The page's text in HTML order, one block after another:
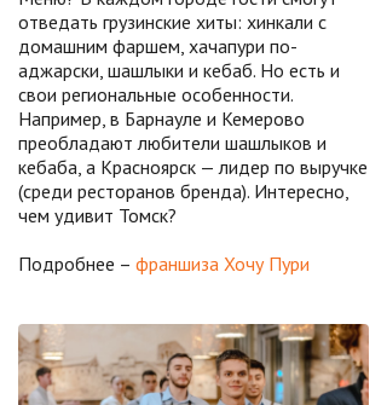
отведать грузинские хиты: хинкали с
домашним фаршем, хачапури по-
аджарски, шашлыки и кебаб. Но есть и
свои региональные особенности.
Например, в Барнауле и Кемерово
преобладают любители шашлыков и
кебаба, а Красноярск — лидер по выручке
(среди ресторанов бренда). Интересно,
чем удивит Томск?
Подробнее – франшиза Хочу Пури